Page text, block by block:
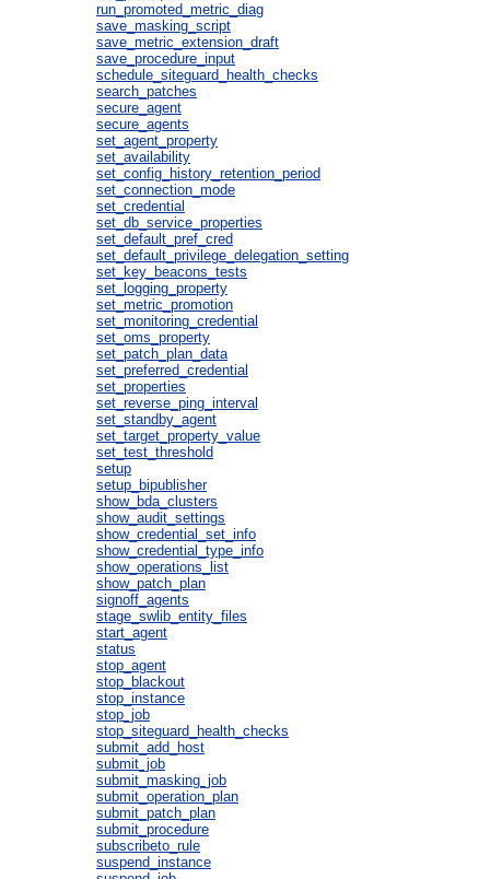
run_promoted_metric_diag
save_masking_script
save_metric_extension_draft
save_procedure_input
schedule_siteguard_health_checks
search_patches
secure_agent
secure_agents
set_agent_property
set_availability
set_config_history_retention_period
set_connection_mode
set_credential
set_db_service_properties
set_default_pref_cred
set_default_privilege_delegation_setting
set_key_beacons_tests
set_logging_property
set_metric_promotion
set_monitoring_credential
set_oms_property
set_patch_plan_data
set_preferred_credential
set_properties
set_reverse_ping_interval
set_standby_agent
set_target_property_value
set_test_threshold
setup
setup_bipublisher
show_bda_clusters
show_audit_settings
show_credential_set_info
show_credential_type_info
show_operations_list
show_patch_plan
signoff_agents
stage_swlib_entity_files
start_agent
status
stop_agent
stop_blackout
stop_instance
stop_job
stop_siteguard_health_checks
submit_add_host
submit_job
submit_masking_job
submit_operation_plan
submit_patch_plan
submit_procedure
subscribeto_rule
suspend_instance